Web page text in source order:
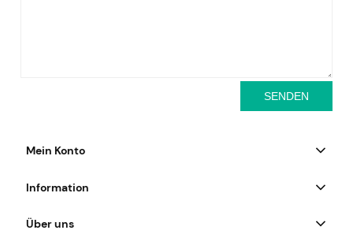
SENDEN
Mein Konto
Information
Über uns